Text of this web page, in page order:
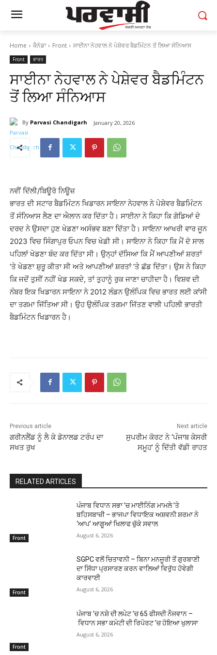
Home ਕੈਨੇਡਾ Front ਸਾਈਨਾ ਨੇਹਵਾਲ ਨੇ ਪੇਸ਼ੇਵਰ ਬੈਡਮਿੰਟਨ ਤੋਂ ਲਿਆ ਸੰਨਿਆਸ
Front ਭਾਰਤ
ਸਾਈਨਾ ਨੇਹਵਾਲ ਨੇ ਪੇਸ਼ੇਵਰ ਬੈਡਮਿੰਟਨ
ਤੋਂ ਲਿਆ ਸੰਨਿਆਸ
By Parvasi Chandigarh January 20, 2026
ਨਵੀਂ ਦਿੱਲੀ/ਬਿਊਰੋ ਨਿਊਜ਼
ਭਾਰਤ ਦੀ ਸਟਾਰ ਬੈਡਮਿੰਟਨ ਖਿਡਾਰਨ ਸਾਇਨਾ ਨੇਹਵਾਲ ਨੇ ਪੇਸ਼ੇਵਰ ਬੈਡਮਿੰਟਨ
ਤੋਂ ਸੰਨਿਆਸ ਲੈਣ ਦਾ ਐਲਾਨ ਕਰ ਦਿੱਤਾ ਹੈ। ਸਾਈਨਾ ਨੇ ਕਿਹਾ ਕਿ ਗੋਡਿਆਂ ਦੇ
ਦਰਦ ਨੇ ਉਸਦਾ ਹੁਣ ਖੇਡਣਾ ਅਸੰਭਵ ਬਣਾ ਦਿੱਤਾ ਹੈ। ਸਾਇਨਾ ਆਖਰੀ ਵਾਰ ਜੂਨ
2023 ਵਿਚ ਸਿੰਗਾਪੁਰ ਓਪਨ ਵਿਚ ਖੇਡੀ ਸੀ। ਸਾਇਨਾ ਨੇ ਕਿਹਾ ਕਿ ਮੈਂ ਦੋ ਸਾਲ
ਪਹਿਲਾਂ ਖੇਡਣਾ ਬੰਦ ਕਰ ਦਿੱਤਾ ਸੀ। ਉਨ੍ਹਾਂ ਦੱਸਿਆ ਕਿ ਮੈਂ ਆਪਣੀਆਂ ਸ਼ਰਤਾਂ
’ਤੇ ਖੇਡਣਾ ਸ਼ੁਰੂ ਕੀਤਾ ਸੀ ਅਤੇ ਆਪਣੀਆਂ ਸ਼ਰਤਾਂ ’ਤੇ ਛੱਡ ਦਿੱਤਾ। ਉਸ ਨੇ ਕਿਹਾ
ਕਿ ਜਦੋਂ ਤੁਸੀਂ ਨਹੀਂ ਖੇਡ ਸਕਦੇ, ਤਾਂ ਤੁਹਾਨੂੰ ਰੁਕ ਜਾਣਾ ਚਾਹੀਦਾ ਹੈ। ਵਿਸ਼ਵ ਦੀ
ਨੰਬਰ ਇਕ ਖਿਡਾਰਨ ਸਾਇਨਾ ਨੇ 2012 ਲੰਡਨ ਉਲੰਪਿਕ ਵਿਚ ਭਾਰਤ ਲਈ ਕਾਂਸੀ
ਦਾ ਤਗਮਾ ਜਿੱਤਿਆ ਸੀ। ਉਹ ਉਲੰਪਿਕ ਤਗਮਾ ਜਿੱਤਣ ਵਾਲੀ ਪਹਿਲੀ ਭਾਰਤੀ
ਬੈਡਮਿੰਟਨ ਖਿਡਾਰਨ ਹੈ।
Previous article
ਗਰੀਨਲੈਂਡ ਨੂੰ ਲੈ ਕੇ ਡੋਨਾਲਡ ਟਰੰਪ ਦਾ
ਸਖਤ ਰੁਖ
Next article
ਸੁਪਰੀਮ ਕੋਰਟ ਨੇ ‘ਪੰਜਾਬ ਕੇਸਰੀ
ਸਮੂਹ’ ਨੂੰ ਦਿੱਤੀ ਵੱਡੀ ਰਾਹਤ
RELATED ARTICLES
Front
ਪੰਜਾਬ ਵਿਧਾਨ ਸਭਾ ’ਚ ਮਾਈਨਿੰਗ ਮਾਮਲੇ ’ਤੇ
ਬਹਿਸਬਾਜ਼ੀ – ਭਾਜਪਾ ਵਿਧਾਇਕ ਅਸ਼ਵਨੀ ਸ਼ਰਮਾ ਨੇ
‘ਆਪ’ ਆਗੂਆਂ ਖਿਲਾਫ ਚੁੱਕੇ ਸਵਾਲ
August 6, 2026
Front
SGPC ਵਲੋਂ ਚਿਤਾਵਨੀ – ਬਿਨਾ ਮਨਜੂਰੀ ਤੋਂ ਗੁਰਬਾਣੀ
ਦਾ ਸਿੱਧਾ ਪ੍ਰਸਾਰਣ ਕਰਨ ਵਾਲਿਆਂ ਵਿਰੁੱਧ ਹੋਵੇਗੀ
ਕਾਰਵਾਈ
August 6, 2026
Front
ਪੰਜਾਬ ’ਚ ਨਸ਼ੇ ਦੀ ਲਪੇਟ ’ਚ 65 ਫੀਸਦੀ ਨੌਜਵਾਨ –
ਵਿਧਾਨ ਸਭਾ ਕਮੇਟੀ ਦੀ ਰਿਪੋਰਟ ’ਚ ਹੋਇਆ ਖੁਲਾਸਾ
August 6, 2026